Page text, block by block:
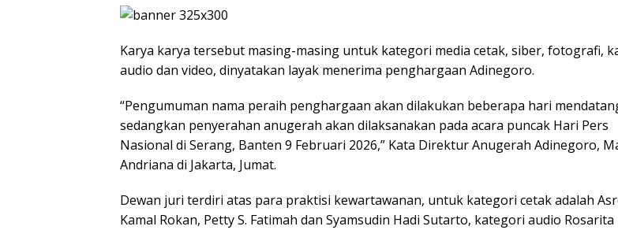
Karya karya tersebut masing-masing untuk kategori media cetak, siber, fotografi,
audio dan video, dinyatakan layak menerima penghargaan Adinegoro.
“Pengumuman nama peraih penghargaan akan dilakukan beberapa hari
sedangkan penyerahan anugerah akan dilaksanakan pada acara puncak Hari Pers
Nasional di Serang, Banten 9 Februari 2026,” Kata Direktur Anugerah Adinegoro,
Andriana di Jakarta, Jumat.
Dewan juri terdiri atas para praktisi kewartawanan, untuk kategori cetak adalah
Kamal Rokan, Petty S. Fatimah dan Syamsudin Hadi Sutarto, kategori audio